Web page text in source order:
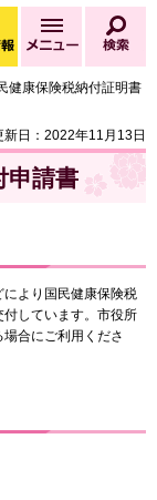
緊急情報
緊急情報を開く
メニュー
健康保険税納付証明書
新日：2022年11月13日
申請書
より国民健康保険税
しています。市役所
合にご利用くださ